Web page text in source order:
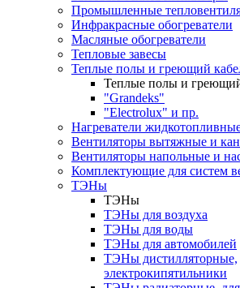
Промышленные
Инфракрасные обогреватели
Масляные обогреватели
Тепловые завесы
Теплые полы и греющий
Теплые полы и
"Grandeks"
"Electrolux" и пр.
Нагреватели
Вентиляторы вытяжные и
Вентиляторы напольные и
Комплектующие для систем
ТЭНы
ТЭНы
ТЭНы для воздуха
ТЭНы для воды
ТЭНы для автомобилей
ТЭНы дистилляторные,
электрокипятильники